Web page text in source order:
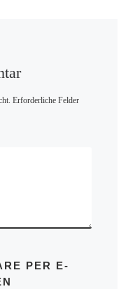
Erforderliche Felder
PER E-